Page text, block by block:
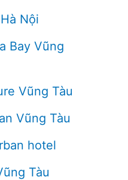
Nội
Bay Vũng
Vũng Tàu
Vũng Tàu
hotel
Tàu